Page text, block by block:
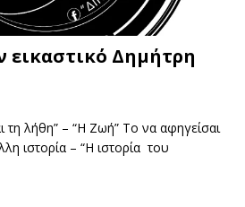
εικαστικό Δημήτρη
τη λήθη” – “Η Ζωή” Το να αφηγείσαι
ιστορία – “Η ιστορία του